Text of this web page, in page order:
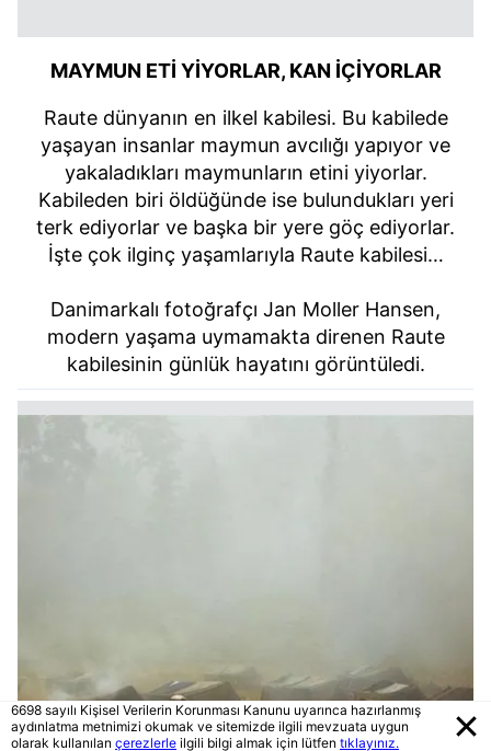
MAYMUN ETİ YİYORLAR, KAN İÇİYORLAR
Raute dünyanın en ilkel kabilesi. Bu kabilede
yaşayan insanlar maymun avcılığı yapıyor ve
yakaladıkları maymunların etini yiyorlar.
Kabileden biri öldüğünde ise bulundukları yeri
terk ediyorlar ve başka bir yere göç ediyorlar.
İşte çok ilginç yaşamlarıyla Raute kabilesi…
Danimarkalı fotoğrafçı Jan Moller Hansen,
modern yaşama uymamakta direnen Raute
kabilesinin günlük hayatını görüntüledi.
6698 sayılı Kişisel Verilerin Korunması Kanunu uyarınca hazırlanmış
aydınlatma metnimizi okumak ve sitemizde ilgili mevzuata uygun
olarak kullanılan çerezlerle ilgili bilgi almak için lütfen tıklayınız.